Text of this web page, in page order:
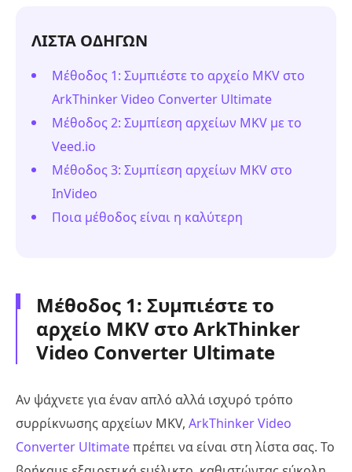
ΛΙΣΤΑ ΟΔΗΓΩΝ
Μέθοδος 1: Συμπιέστε το αρχείο MKV στο
ArkThinker Video Converter Ultimate
Μέθοδος 2: Συμπίεση αρχείων MKV με το
Veed.io
Μέθοδος 3: Συμπίεση αρχείων MKV στο
InVideo
Ποια μέθοδος είναι η καλύτερη
Μέθοδος 1: Συμπιέστε το
αρχείο MKV στο ArkThinker
Video Converter Ultimate
Αν ψάχνετε για έναν απλό αλλά ισχυρό τρόπο
συρρίκνωσης αρχείων MKV, ArkThinker Video
Converter Ultimateπρέπει να είναι στη λίστα σας. Το